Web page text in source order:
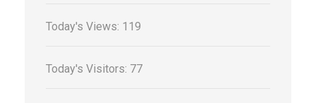
Today's Views: 119
Today's Visitors: 77